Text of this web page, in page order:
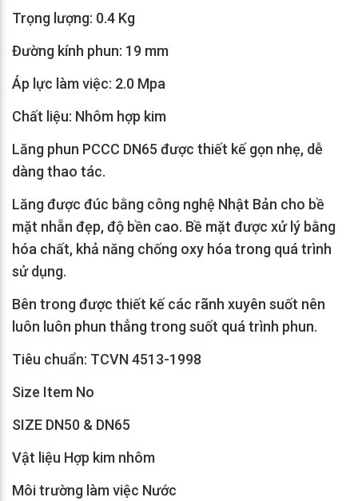
Trọng lượng: 0.4 Kg
Đường kính phun: 19 mm
Áp lực làm việc: 2.0 Mpa
Chất liệu: Nhôm hợp kim
Lăng phun PCCC DN65 được thiết kế gọn nhẹ, dễ
dàng thao tác.
Lăng được đúc bằng công nghệ Nhật Bản cho bề
mặt nhẵn đẹp, độ bền cao. Bề mặt được xử lý bằng
hóa chất, khả năng chống oxy hóa trong quá trình
sử dụng.
Bên trong được thiết kế các rãnh xuyên suốt nên
luôn luôn phun thẳng trong suốt quá trình phun.
Tiêu chuẩn: TCVN 4513-1998
Size Item No
SIZE DN50 & DN65
Vật liệu Hợp kim nhôm
Môi trường làm việc Nước